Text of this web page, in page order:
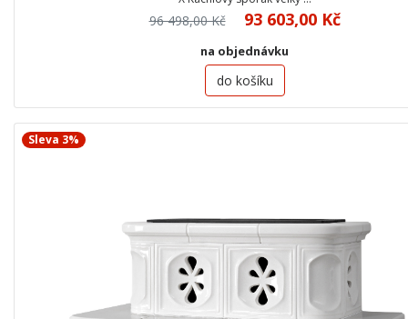
96 498,00 Kč 93 603,00 Kč
na objednávku
do košíku
Sleva 3%